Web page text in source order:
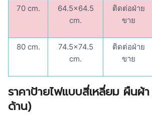
70 cm.
64.5×64.5
cm.
ติดต่อฝ่าย
ขาย
80 cm.
74.5×74.5
cm.
ติดต่อฝ่าย
ขาย
ราคาป้ายไฟแบบสี่เหลี่ยม ผืนผ้
ด้าน)